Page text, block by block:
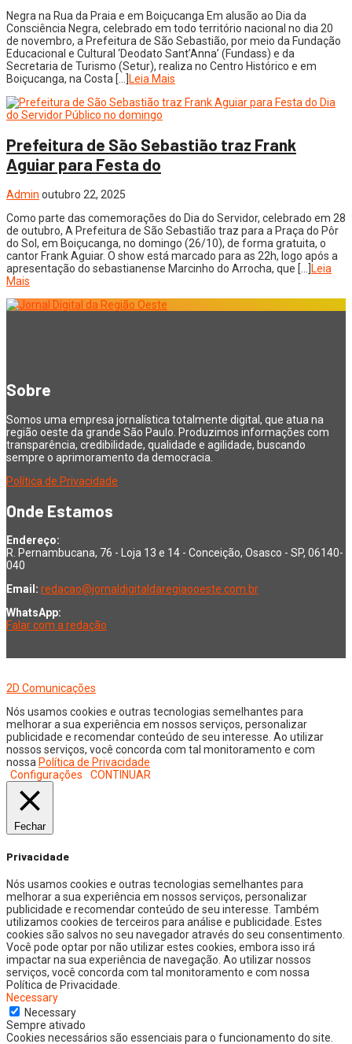
Negra na Rua da Praia e em Boiçucanga Em alusão ao Dia da
Consciência Negra, celebrado em todo território nacional no dia 20
de novembro, a Prefeitura de São Sebastião, por meio da Fundação
Educacional e Cultural ‘Deodato Sant’Anna’ (Fundass) e da
Secretaria de Turismo (Setur), realiza no Centro Histórico e em
Boiçucanga, na Costa […]
Leia Mais
Prefeitura de São Sebastião traz Frank
Aguiar para Festa do
Admin outubro 22, 2025
Como parte das comemorações do Dia do Servidor, celebrado em 28
de outubro, A Prefeitura de São Sebastião traz para a Praça do Pôr
do Sol, em Boiçucanga, no domingo (26/10), de forma gratuita, o
cantor Frank Aguiar. O show está marcado para as 22h, logo após a
apresentação do sebastianense Marcinho do Arrocha, que […]
Leia
Mais
Sobre
Somos uma empresa jornalística totalmente digital, que atua na
região oeste da grande São Paulo. Produzimos informações com
transparência, credibilidade, qualidade e agilidade, buscando
sempre o aprimoramento da democracia.
Política de Privacidade
Onde Estamos
Endereço:
R. Pernambucana, 76 - Loja 13 e 14 - Conceição, Osasco - SP, 06140-
040
Email: redacao@jornaldigitaldaregiaooeste.com.br
WhatsApp:
Falar com a redação
2D Comunicações
Nós usamos cookies e outras tecnologias semelhantes para
melhorar a sua experiência em nossos serviços, personalizar
publicidade e recomendar conteúdo de seu interesse. Ao utilizar
nossos serviços, você concorda com tal monitoramento e com
nossa Política de Privacidade
Configurações
CONTINUAR
Fechar
Privacidade
Nós usamos cookies e outras tecnologias semelhantes para
melhorar a sua experiência em nossos serviços, personalizar
publicidade e recomendar conteúdo de seu interesse. Também
utilizamos cookies de terceiros para análise e publicidade. Estes
cookies são salvos no seu navegador através do seu consentimento.
Você pode optar por não utilizar estes cookies, embora isso irá
impactar na sua experiência de navegação. Ao utilizar nossos
serviços, você concorda com tal monitoramento e com nossa
Política de Privacidade.
Necessary
Necessary
Sempre ativado
Cookies necessários são essenciais para o funcionamento do site.